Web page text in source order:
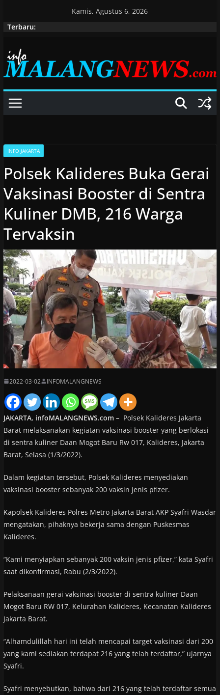
Kamis, Agustus 6, 2026
Terbaru:
INFO JAKARTA
Polsek Kalideres Buka Gerai
Vaksinasi Booster di Sentra
Kuliner DMB, 216 Warga
Tervaksin
2022-03-02 INFOMALANGNEWS
JAKARTA, infoMALANGNEWS.com – Polsek Kalideres Jakarta
Barat melaksanakan kegiatan vaksinasi booster yang berlokasi
di sentra kuliner Daan Mogot Baru Rw 017, Kalideres, Jakarta
Barat, Selasa (1/3/2022).
Dalam kegiatan tersebut, Polsek Kalideres menyediakan
vaksinasi booster sebanyak 200 vaksin jenis pfizer.
Kapolsek Kalideres Polres Metro Jakarta Barat AKP Syafri Wasdar
mengatakan, pihaknya bekerja sama dengan Puskesmas
Kalideres.
“Kami menyiapkan sebanyak 200 vaksin jenis pfizer,” kata Syafri
saat dikonfirmasi, Rabu (2/3/2022).
Pelaksanaan gerai vaksinasi booster di sentra kuliner Daan
Mogot Baru RW 017, Kelurahan Kalideres, Kecanatan Kalideres
Jakarta Barat.
“Alhamdulillah hari ini telah mencapai target vaksinasi dari 200
yang kami sediakan terdapat 216 yang telah terdaftar,” ujarnya
Syafri.
Syafri menyebutkan, bahwa dari 216 yang telah terdaftar semua